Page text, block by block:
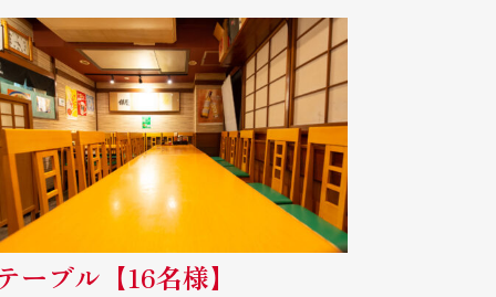
ーブル【16名様】